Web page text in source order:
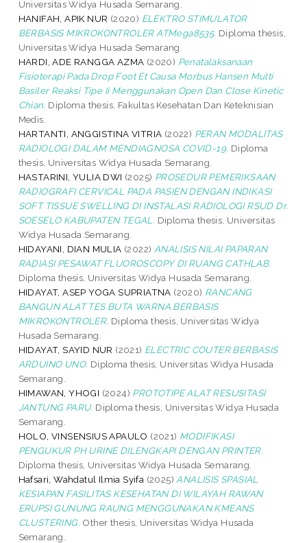
Universitas Widya Husada Semarang.
HANIFAH, APIK NUR (2020) ELEKTRO STIMULATOR
BERBASIS MIKROKONTROLER ATMega8535. Diploma thesis,
Universitas Widya Husada Semarang.
HARDI, ADE RANGGA AZMA (2020) Penatalaksanaan
Fisioterapi Pada Drop Foot Et Causa Morbus Hansen Multi
Basiler Reaksi Tipe Ii Menggunakan Open Dan Close Kinetic
Chian. Diploma thesis, Fakultas Kesehatan Dan Keteknisian
Medis.
HARTANTI, ANGGISTINA VITRIA (2022) PERAN MODALITAS
RADIOLOGI DALAM MENDIAGNOSA COVID-19. Diploma
thesis, Universitas Widya Husada Semarang.
HASTARINI, YULIA DWI (2025) PROSEDUR PEMERIKSAAN
RADIOGRAFI CERVICAL PADA PASIEN DENGAN INDIKASI
SOFT TISSUE SWELLING DI INSTALASI RADIOLOGI RSUD Dr.
SOESELO KABUPATEN TEGAL. Diploma thesis, Universitas
Widya Husada Semarang.
HIDAYANI, DIAN MULIA (2022) ANALISIS NILAI PAPARAN
RADIASI PESAWAT FLUOROSCOPY DI RUANG CATHLAB.
Diploma thesis, Universitas Widya Husada Semarang.
HIDAYAT, ASEP YOGA SUPRIATNA (2020) RANCANG
BANGUN ALAT TES BUTA WARNA BERBASIS
MIKROKONTROLER. Diploma thesis, Universitas Widya
Husada Semarang.
HIDAYAT, SAYID NUR (2021) ELECTRIC COUTER BERBASIS
ARDUINO UNO. Diploma thesis, Universitas Widya Husada
Semarang.
HIMAWAN, YHOGI (2024) PROTOTIPE ALAT RESUSITASI
JANTUNG PARU. Diploma thesis, Universitas Widya Husada
Semarang.
HOLO, VINSENSIUS APAULO (2021) MODIFIKASI
PENGUKUR PH URINE DILENGKAPI DENGAN PRINTER.
Diploma thesis, Universitas Widya Husada Semarang.
Hafsari, Wahdatul Ilmia Syifa (2025) ANALISIS SPASIAL
KESIAPAN FASILITAS KESEHATAN DI WILAYAH RAWAN
ERUPSI GUNUNG RAUNG MENGGUNAKAN KMEANS
CLUSTERING. Other thesis, Universitas Widya Husada
Semarang.